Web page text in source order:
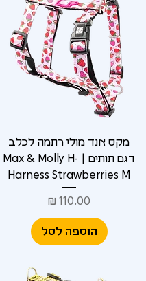
מקס אנד מולי רתמה לכלב
דגם תותים | Max & Molly H-
Harness Strawberries M
מחיר
הוספה לסל